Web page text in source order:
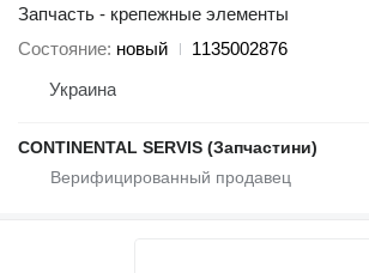
Запчасть - крепежные элементы
Состояние новый
1135002876
Украина
CONTINENTAL SERVIS (Запчастини)